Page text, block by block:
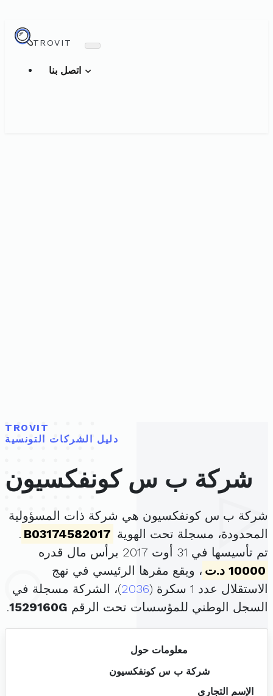
TROVIT
TROVIT
دليل الشركات التونسية
شركة ب س كونفكسيون
شركة ب س كونفكسيون هي شركة ذات المسؤولية
المحدودة، مسجلة تحت الهوية B03174582017
.
تم تأسيسها في 31 أوت 2017 برأس مال قدره
10000 د.ت
، ويقع مقرها الرئيسي في نهج
الاستقلال عدد 1 سكرة (
2036)، الشركة مسجلة في
السجل الوطني للمؤسسات تحت الرقم 1529160G
.
معلومات حول
شركة ب س كونفكسيون
الإسم التجاري